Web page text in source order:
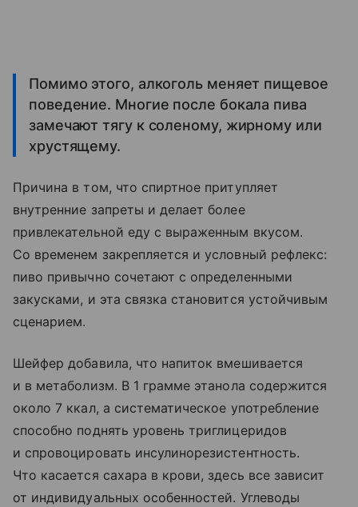
Помимо этого, алкоголь меняет пищевое
поведение. Многие после бокала пива
замечают тягу к соленому, жирному или
хрустящему.
Причина в том, что спиртное притупляет
внутренние запреты и делает более
привлекательной еду с выраженным вкусом.
Со временем закрепляется и условный рефлекс:
пиво привычно сочетают с определенными
закусками, и эта связка становится устойчивым
сценарием.
Шейфер добавила, что напиток вмешивается
и в метаболизм. В 1 грамме этанола содержится
около 7 ккал, а систематическое употребление
способно поднять уровень триглицеридов
и спровоцировать инсулинорезистентность.
Что касается сахара в крови, здесь все зависит
от индивидуальных особенностей. Углеводы